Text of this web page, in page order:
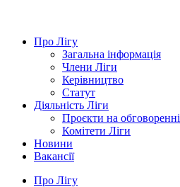
Про Лігу
Загальна інформація
Члени Ліги
Керівництво
Статут
Діяльність Ліги
Проєкти на обговоренні
Комітети Ліги
Новини
Вакансії
Про Лігу